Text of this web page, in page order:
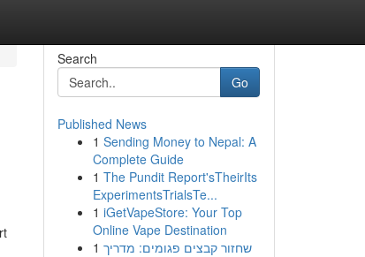
Search
Go
Published News
1 Sending Money to Nepal: A
Complete Guide
1 The Pundit Report'sTheirIts
ExperimentsTrialsTe...
1 iGetVapeStore: Your Top
Online Vape Destination
1 שחזור קבצים פגומים: מדריך